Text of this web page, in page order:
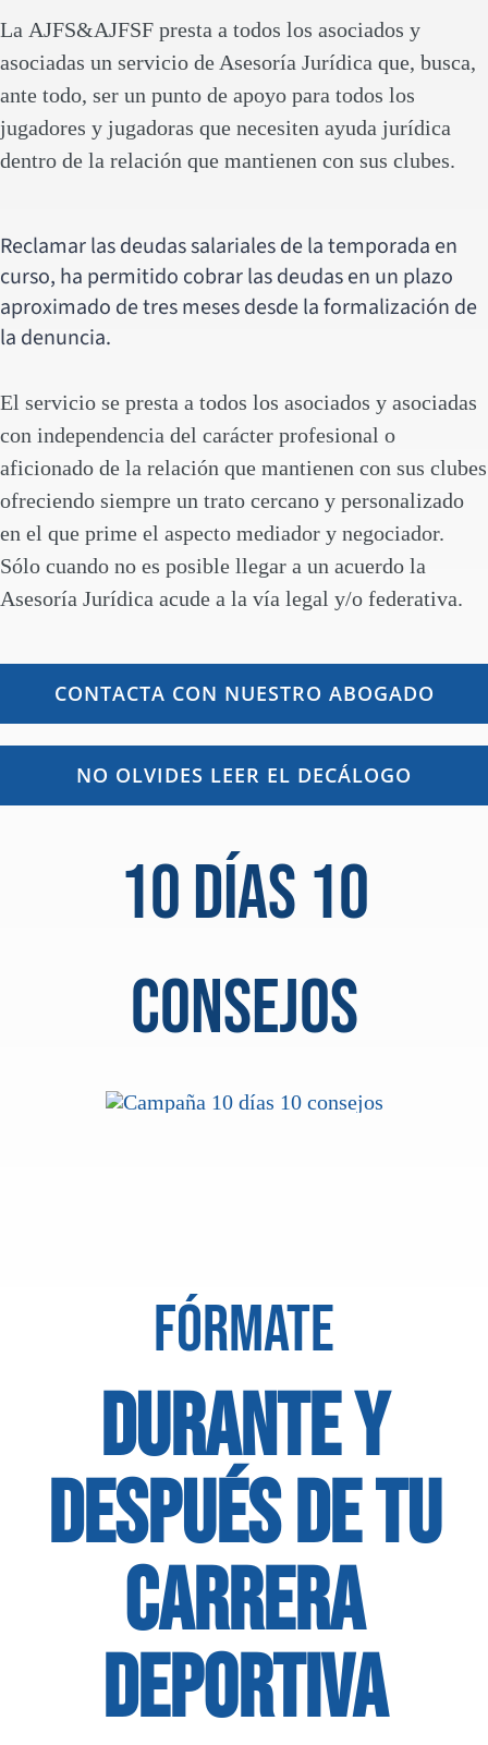
La AJFS&AJFSFpresta a todos los asociados y
asociadas un servicio de Asesoría Jurídica que, busca,
ante todo, ser un punto de apoyo para todos los
jugadores y jugadoras que necesiten ayuda jurídica
dentro de la relación que mantienen con sus clubes.
Reclamar las deudas salariales de la temporada en
curso, ha permitido cobrar las deudas en un plazo
aproximado de tres meses desde la formalización de
la denuncia.
El servicio se presta a todos los asociados y asociadas
con independencia del carácter profesional o
aficionado de la relación que mantienen con sus clubes
ofreciendo siempre un trato cercano y personalizado
en el que prime el aspecto mediador y negociador.
Sólo cuando no es posible llegar a un acuerdo la
Asesoría Jurídica acude a la vía legal y/o federativa.
CONTACTA CON NUESTRO ABOGADO
NO OLVIDES LEER EL DECÁLOGO
10 días 10
consejos
FÓRMATE
DURANTE Y
DESPUÉS DE TU
CARRERA
DEPORTIVA